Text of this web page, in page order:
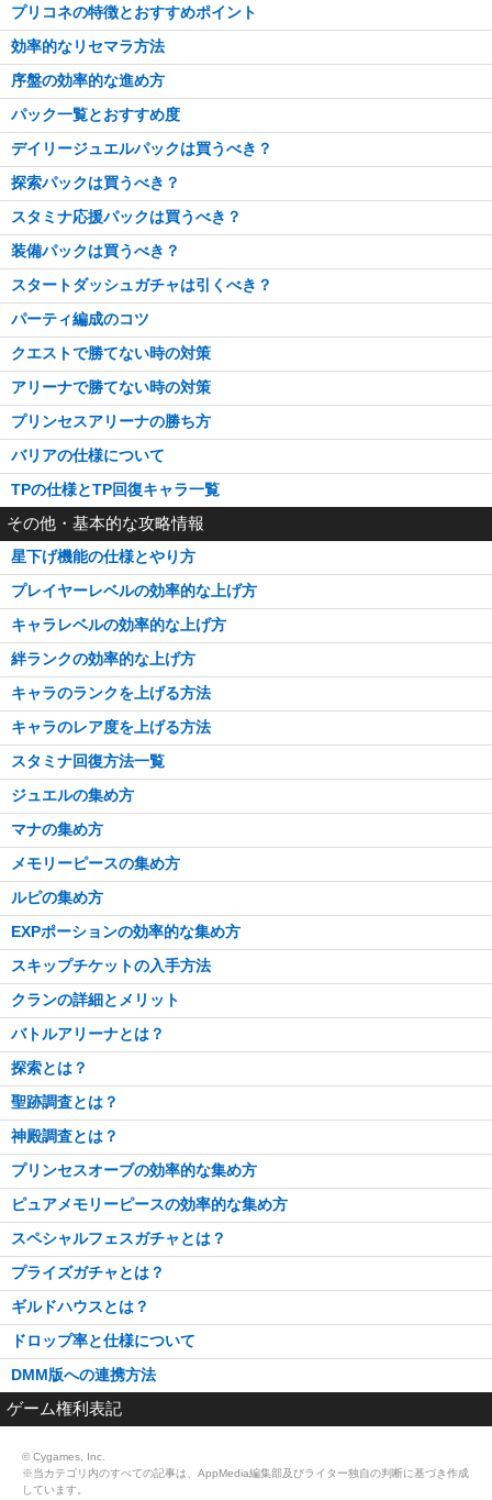
プリコネの特徴とおすすめポイント
効率的なリセマラ方法
序盤の効率的な進め方
パック一覧とおすすめ度
デイリージュエルパックは買うべき？
探索パックは買うべき？
スタミナ応援パックは買うべき？
装備パックは買うべき？
スタートダッシュガチャは引くべき？
パーティ編成のコツ
クエストで勝てない時の対策
アリーナで勝てない時の対策
プリンセスアリーナの勝ち方
バリアの仕様について
TPの仕様とTP回復キャラ一覧
その他・基本的な攻略情報
星下げ機能の仕様とやり方
プレイヤーレベルの効率的な上げ方
キャラレベルの効率的な上げ方
絆ランクの効率的な上げ方
キャラのランクを上げる方法
キャラのレア度を上げる方法
スタミナ回復方法一覧
ジュエルの集め方
マナの集め方
メモリーピースの集め方
ルピの集め方
EXPポーションの効率的な集め方
スキップチケットの入手方法
クランの詳細とメリット
バトルアリーナとは？
探索とは？
聖跡調査とは？
神殿調査とは？
プリンセスオーブの効率的な集め方
ピュアメモリーピースの効率的な集め方
スペシャルフェスガチャとは？
プライズガチャとは？
ギルドハウスとは？
ドロップ率と仕様について
DMM版への連携方法
ゲーム権利表記
© Cygames, Inc.
※当カテゴリ内のすべての記事は、AppMedia編集部及びライター独自の判断に基づき作成
しています。